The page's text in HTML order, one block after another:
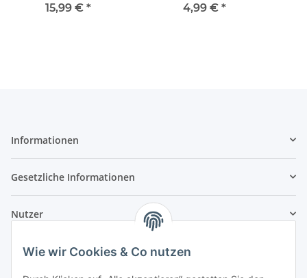
Wie wir Cookies & Co nutzen
15,99 € *
4,99 € *
Informationen
Gesetzliche Informationen
Nutzer